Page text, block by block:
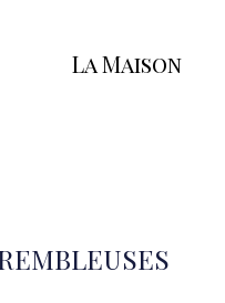
La Maison